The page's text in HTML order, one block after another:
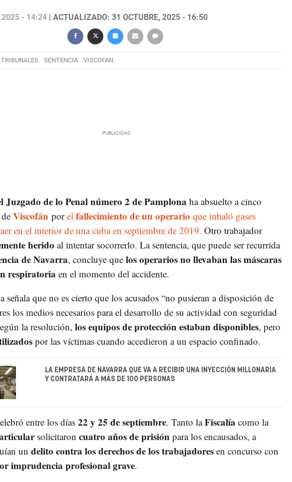
2025 - 14:24| ACTUALIZADO: 31 OCTUBRE, 2025 - 16:50
TRIBUNALES SENTENCIA VISCOFAN
Juzgado de lo Penal número 2 de Pamplona ha absuelto a cinco
Viscofán porel fallecimiento de un operario que inhaló gases
en el interior de una cuba en septiembre de 2019. Otro trabajador
herido al intentar socorrerlo. La sentencia, que puede ser recurrida
de Navarra, concluye que los operarios no llevaban las máscaras
respiratoria en el momento del accidente.
señala que no es cierto que los acusados “no pusieran a disposición de
los medios necesarios para el desarrollo de su actividad con seguridad
la resolución, los equipos de protección estaban disponibles, pero
por las víctimas cuando accedieron a un espacio confinado.
LA EMPRESA DE NAVARRA QUE VA A RECIBIR UNA INYECCIÓN MILLONARIA
Y CONTRATARÁ A MÁS DE 100 PERSONAS
entre los días 22 y 25 de septiembre. Tanto laFiscalía como la
solicitaron cuatro años de prisiónpara los encausados, a
un delito contra los derechos de los trabajadoresen concurso con
imprudencia profesional grave.